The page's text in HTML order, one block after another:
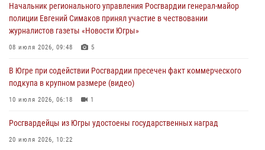
05 августа 2026, 05:56
Генерал-полковник Юрий Аверин выступил на Всероссийском
молодёжном образовательном форуме «Территория смыслов»
Ключевые события Росгвардии: итоги недели с 27 июля по 2
августа (видео)
Начальник регионального управления Росгвардии генерал-майор
полиции Евгений Симаков принял участие в чествовании
журналистов газеты «Новости Югры»
08 июля 2026, 09:48 5
В Югре при содействии Росгвардии пресечен факт коммерческого
подкупа в крупном размере (видео)
10 июля 2026, 06:18 1
Росгвардейцы из Югры удостоены государственных наград
20 июля 2026, 10:22